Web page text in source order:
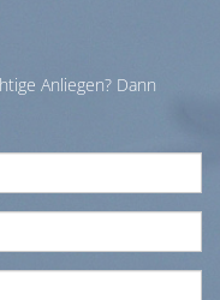
Anliegen? Dann